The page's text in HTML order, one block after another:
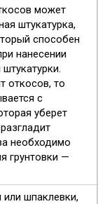
может
штукатурка,
способен
нанесении
откосов, то
с
уберет
необходимо
грунтовки —
или шпаклевки,